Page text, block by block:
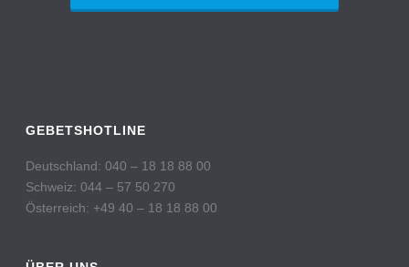
GEBETSHOTLINE
Deutschland: 040 – 18 18 88 00
Schweiz: 044 – 57 50 270
Österreich: +49 40 – 18 18 88 00